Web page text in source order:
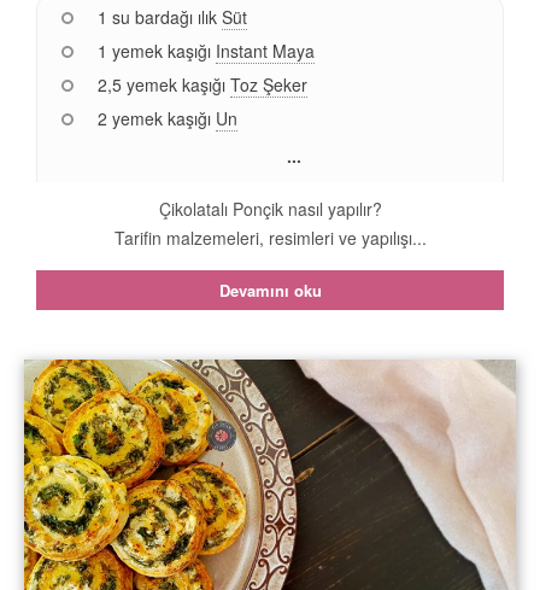
1 su bardağı ılık Süt
1 yemek kaşığı Instant Maya
2,5 yemek kaşığı Toz Şeker
2 yemek kaşığı Un
...
Çikolatalı Ponçik nasıl yapılır?
Tarifin malzemeleri, resimleri ve yapılışı...
Devamını oku